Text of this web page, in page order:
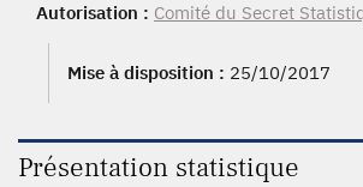
Autorisation : Comité du Secret
Mise à disposition : 25/10/2017
Présentation statistique